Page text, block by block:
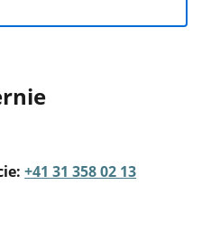
+41 31 358 02 13